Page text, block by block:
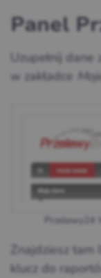
Panel
Uzupełnij
w zakładce
Przelewy24
Znajdziesz tam
klucz do